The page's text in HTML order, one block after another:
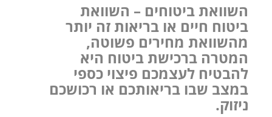
השוואת ביטוחים – השוואת
ביטוח חיים או בריאות זה יותר
מהשוואת מחירים פשוטה,
המטרה ברכישת ביטוח היא
להבטיח לעצמכם פיצוי כספי
במצב שבו בריאותכם או רכושכם
ניזוק.